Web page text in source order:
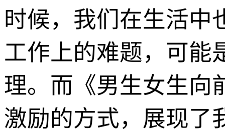
时候，我们在生活中
工作上的难题，可能
理。而《男生女生向
激励的方式，展现了